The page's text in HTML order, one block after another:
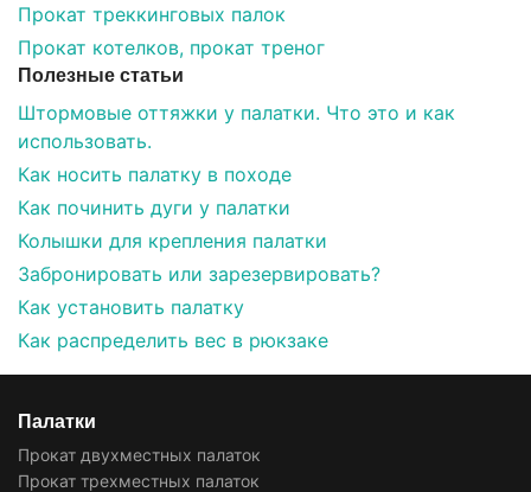
Прокат треккинговых палок
Прокат котелков, прокат треног
Полезные статьи
Штормовые оттяжки у палатки. Что это и как
использовать.
Как носить палатку в походе
Как починить дуги у палатки
Колышки для крепления палатки
Забронировать или зарезервировать?
Как установить палатку
Как распределить вес в рюкзаке
Палатки
Прокат двухместных палаток
Прокат трехместных палаток